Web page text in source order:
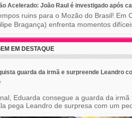
Acelerado: João Raul é investigado após
ruins para o Mozão do Brasil! Em
Bragança) enfrenta momentos
EM DESTAQUE
guarda da irmã e surpreende Leandro
Eduarda consegue a guarda da
pega Leandro de surpresa com um